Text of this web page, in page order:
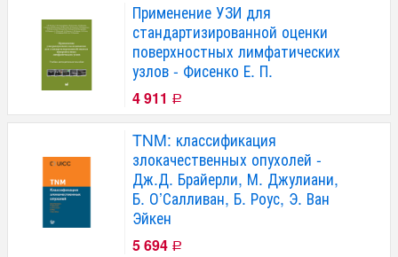
Применение УЗИ для
стандартизированной оценки
поверхностных лимфатических
узлов - Фисенко Е. П.
4 911 Р
TNM: классификация
злокачественных опухолей -
Дж.Д. Брайерли, М. Джулиани,
Б. О’Салливан, Б. Роус, Э. Ван
Эйкен
5 694 Р